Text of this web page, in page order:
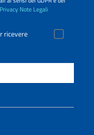
Privacy Note Legali
ricevere